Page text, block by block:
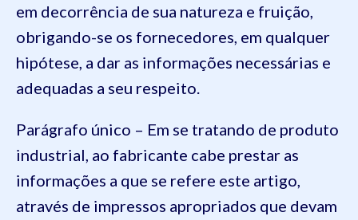
em decorrência de sua natureza e fruição,
obrigando-se os fornecedores, em qualquer
hipótese, a dar as informações necessárias e
adequadas a seu respeito.
Parágrafo único – Em se tratando de produto
industrial, ao fabricante cabe prestar as
informações a que se refere este artigo,
através de impressos apropriados que devam